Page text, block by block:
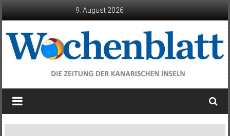
9. August 2026
Wochenblatt
die